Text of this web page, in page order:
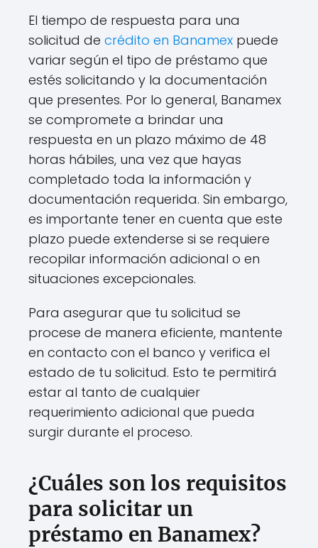
El tiempo de respuesta para una
solicitud de crédito en Banamex puede
variar según el tipo de préstamo que
estés solicitando y la documentación
que presentes. Por lo general, Banamex
se compromete a brindar una
respuesta en un plazo máximo de 48
horas hábiles, una vez que hayas
completado toda la información y
documentación requerida. Sin embargo,
es importante tener en cuenta que este
plazo puede extenderse si se requiere
recopilar información adicional o en
situaciones excepcionales.
Para asegurar que tu solicitud se
procese de manera eficiente, mantente
en contacto con el banco y verifica el
estado de tu solicitud. Esto te permitirá
estar al tanto de cualquier
requerimiento adicional que pueda
surgir durante el proceso.
¿Cuáles son los requisitos
para solicitar un
préstamo en Banamex?